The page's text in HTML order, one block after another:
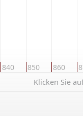
840 850 860
Klicken Sie